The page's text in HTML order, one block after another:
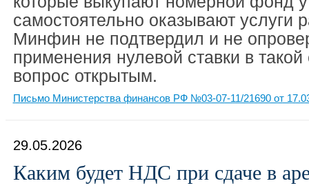
самостоятельно оказывают услуги
Минфин не подтвердил и не
применения нулевой ставки в
вопрос открытым.
Письмо Министерства финансов РФ №03-07-11/21690 от
29.05.2026
Каким будет НДС при сдаче в